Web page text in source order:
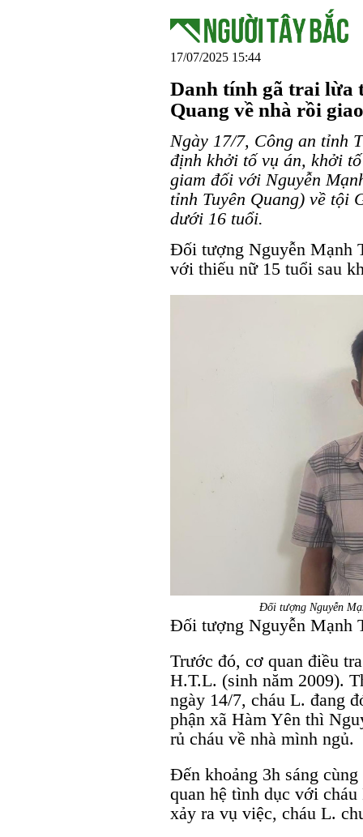
17/07/2025 15:44
Danh tính gã trai lừa
Quang về nhà rồi
Ngày 17/7, Công an tỉnh
định khởi tố vụ án, khởi
giam đối với Nguyễn
tỉnh Tuyên Quang) về tội
dưới 16 tuổi.
Đối tượng Nguyễn Mạnh
với thiếu nữ 15 tuổi sau
Đối tượng Nguyễn
Đối tượng Nguyễn Mạnh
Trước đó, cơ quan điều
H.T.L. (sinh năm 2009).
ngày 14/7, cháu L. đang
phận xã Hàm Yên thì
rủ cháu về nhà mình ngủ.
Đến khoảng 3h sáng
quan hệ tình dục với
xảy ra vụ việc, cháu L.